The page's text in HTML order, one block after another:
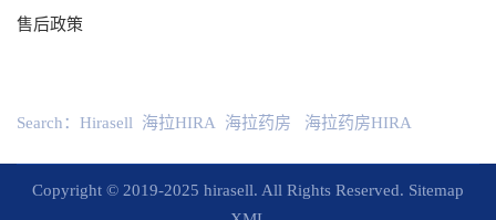
售后政策
Search： Hirasell 海拉HIRA 海拉药房 海拉药房HIRA
Copyright © 2019-2025 hirasell. All Rights Reserved. Sitemap